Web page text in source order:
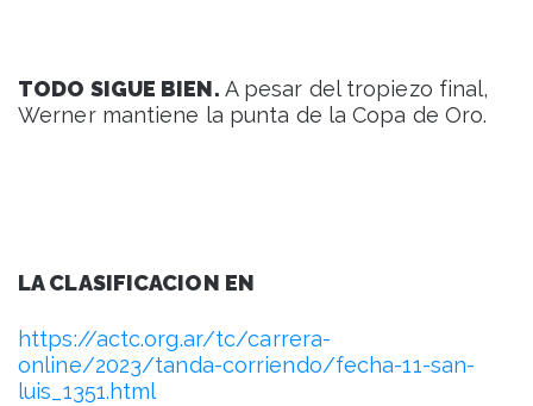
TODO SIGUE BIEN. A pesar del tropiezo final,
Werner mantiene la punta de la Copa de Oro.
LA CLASIFICACION EN
https://actc.org.ar/tc/carrera-
online/2023/tanda-corriendo/fecha-11-san-
luis_1351.html